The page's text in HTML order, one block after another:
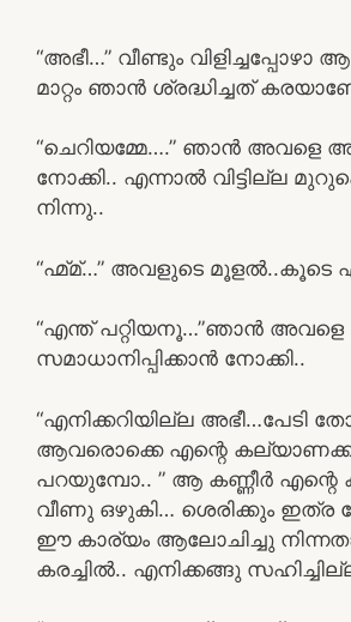
“അഭീ…” വീണ്ടും
മാറ്റം ഞാൻ ശ്രദ്ധിച്ചത്
“ചെറിയമ്മേ….” ഞാൻ അവളെ
നോക്കി.. എന്നാൽ വിട്ടില്ല
നിന്നു..
“ഹ്മ്മ്…” അവളുടെ മൂളൽ..കൂടെ
“എന്ത് പറ്റിയനൂ…”ഞാൻ അവളെ
സമാധാനിപ്പിക്കാൻ നോക്കി..
“എനിക്കറിയില്ല അഭീ…പേടി
ആവരൊക്കെ എന്റെ
പറയുമ്പോ.. ” ആ കണ്ണീർ എന്റെ
വീണു ഒഴുകി… ശെരിക്കും ഇത്ര
ഈ കാര്യം ആലോചിച്ചു
കരച്ചിൽ.. എനിക്കങ്ങു